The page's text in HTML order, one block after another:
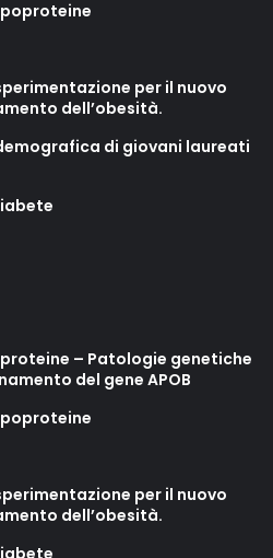
per il nuovo
dell’obesità.
di giovani laureati
– Patologie genetiche
del gene APOB
per il nuovo
dell’obesità.